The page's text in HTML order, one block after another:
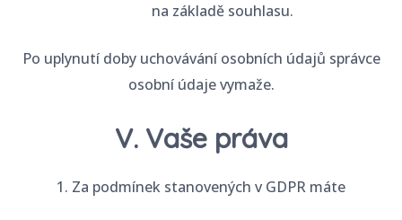
na základě souhlasu.
Po uplynutí doby uchovávání osobních údajů správce
osobní údaje vymaže.
V. Vaše práva
1. Za podmínek stanovených v GDPR máte